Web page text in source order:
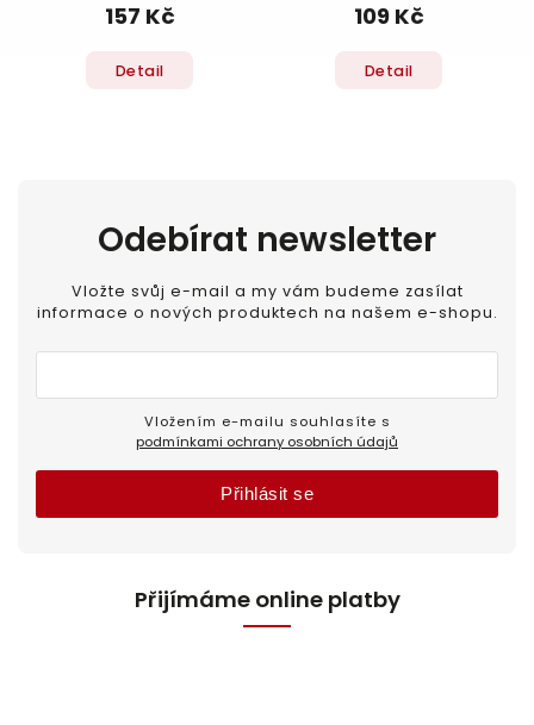
157 Kč
Detail
109 Kč
Detail
Odebírat newsletter
Vložte svůj e-mail a my vám budeme zasílat
informace o nových produktech na našem e-shopu.
podmínkami ochrany osobních údajů
Přihlásit se
Přijímáme online platby